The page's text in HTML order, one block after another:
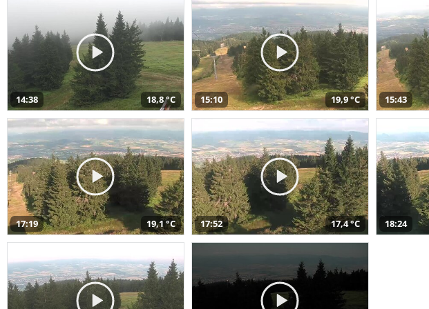
14:38 18,8 °C 15:10 19,9 °C 15:43
17:19 19,1 °C 17:52 17,4 °C 18:24